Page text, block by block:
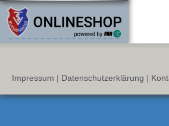
Impressum | Datenschutzerklärung |